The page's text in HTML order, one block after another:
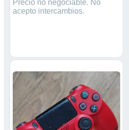
Precio no negociable. No
acepto intercambios.